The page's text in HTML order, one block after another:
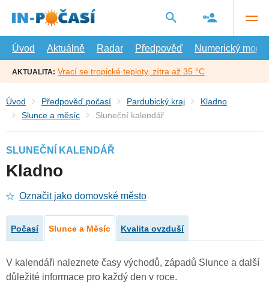
hlavní
Úvod
Aktuálně Radar Předpověď Numerický model
AKTUALITA: Vrací se tropické teploty, zítra až 35 °C
Úvod Předpověď počasí Pardubický kraj
Kladno
Slunce a měsíc
Sluneční kalendář
SLUNEČNÍ KALENDÁŘ
Kladno
Označit jako domovské město
Počasí Slunce a Měsíc Kvalita ovzduší
V kalendáři naleznete časy východů, západů Slunce a další
důležité informace pro každý den v roce.